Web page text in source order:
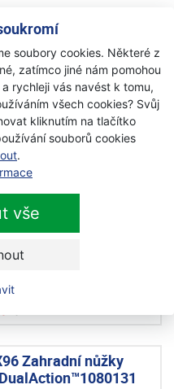
soubory cookies. Některé z
zatímco jiné nám pomohou
rychleji vás navést k tomu,
všech cookies? Svůj
kliknutím na tlačítko
souborů cookies
.
vše
PS30X-P4A +
akumulátoru a
s DPH
PS30X-P4A +
baterie a nabíječky
Zahradní nůžky